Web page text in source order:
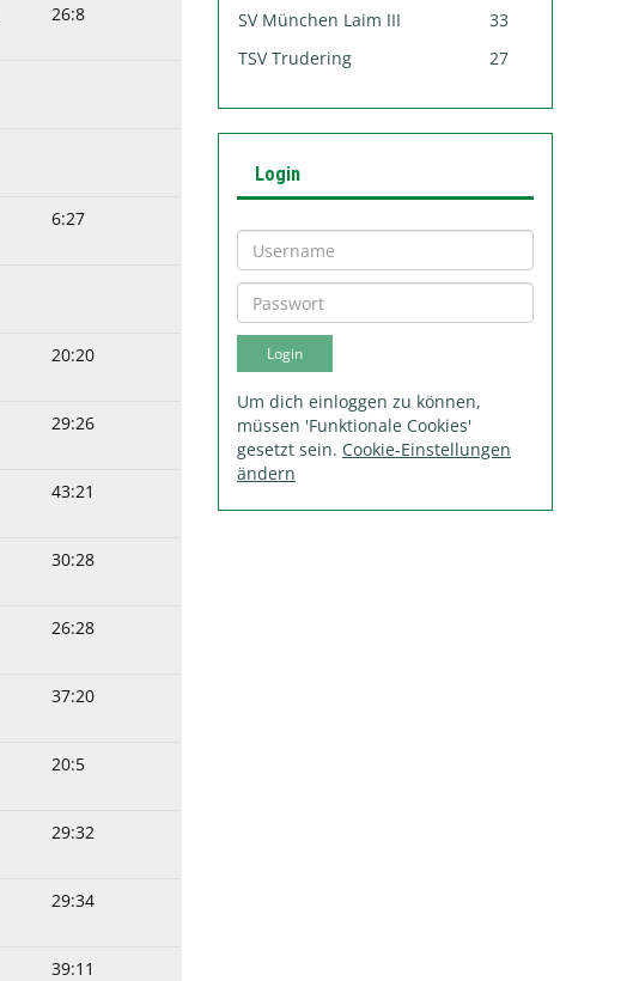
26:8
6:27
20:20
29:26
43:21
30:28
26:28
37:20
20:5
29:32
29:34
39:11
SV München Laim III
33
TSV Trudering
27
Login
Um dich einloggen zu können,
müssen 'Funktionale Cookies'
gesetzt sein. Cookie-Einstellungen
ändern